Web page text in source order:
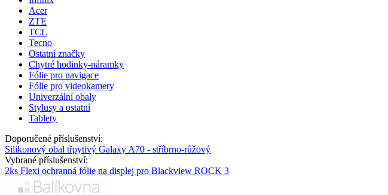
Acer
ZTE
TCL
Tecno
Ostatní značky
Chytré hodinky-náramky
Fólie pro navigace
Fólie pro videokamery
Univerzální obaly
Stylusy a ostatní
Tablety
Doporučené příslušenství:
Silikonový obal třpytivý Galaxy A70 - stříbrno-růžový
Vybrané příslušenství:
2ks Flexi ochranná fólie na displej pro Blackview ROCK 3